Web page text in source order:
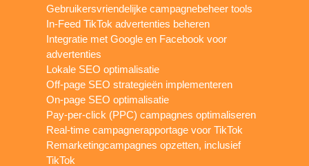
Gebruikersvriendelijke campagnebeheer tools
In-Feed TikTok advertenties beheren
Integratie met Google en Facebook voor
advertenties
Lokale SEO optimalisatie
Off-page SEO strategieën implementeren
On-page SEO optimalisatie
Pay-per-click (PPC) campagnes optimaliseren
Real-time campagnerapportage voor TikTok
Remarketingcampagnes opzetten, inclusief
TikTok